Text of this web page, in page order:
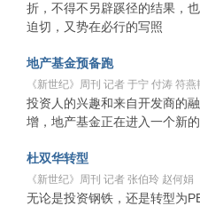
折，不得不另辟蹊径的结果，
迫切，又势在必行的写照
地产基金预备跑
《新世纪》周刊 记者 于宁 付涛 符燕
投资人的兴趣和来自开发商的
增，地产基金正在进入一个新
杜双华转型
《新世纪》周刊 记者 张伯玲 赵何娟
无论是投资钢铁，还是转型为